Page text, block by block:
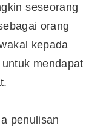
seseorang
orang
kepada
mendapat
penulisan